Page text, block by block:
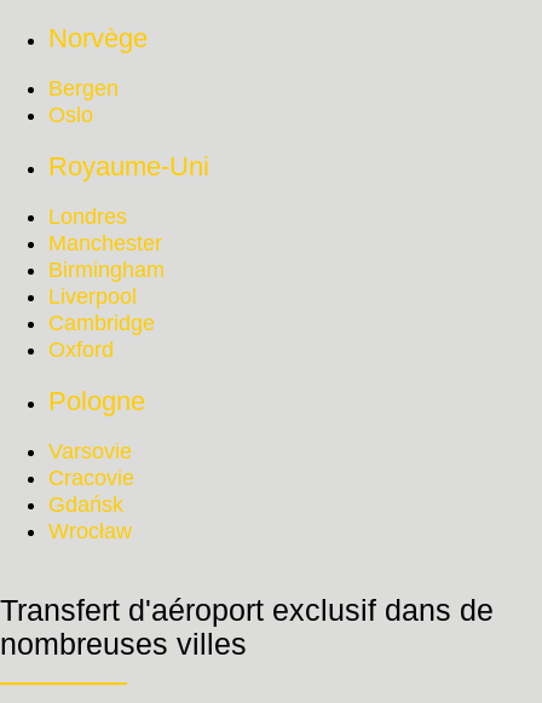
Norvège
Bergen
Oslo
Royaume-Uni
Londres
Manchester
Birmingham
Liverpool
Cambridge
Oxford
Pologne
Varsovie
Cracovie
Gdańsk
Wrocław
Transfert d'aéroport exclusif dans de
nombreuses villes